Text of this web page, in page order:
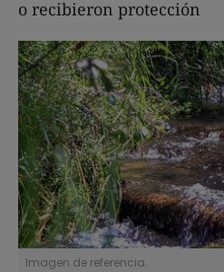
o recibieron protección
Imagen de referencia.